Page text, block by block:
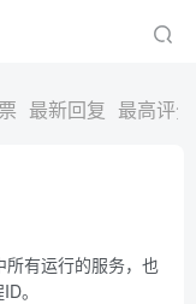
最新回复 最高评分
有运行的服务，也
。